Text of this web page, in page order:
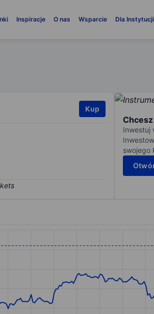
Inspiracje O nas Wsparcie Dla Instytucji
Kup
Inwestuj
swojego
Data ranges from 81.61 to 99.18.